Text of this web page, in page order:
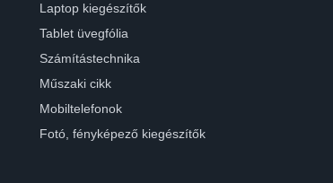
Laptop kiegészítők
Tablet üvegfólia
Számítástechnika
Műszaki cikk
Mobiltelefonok
Fotó, fényképező kiegészítők